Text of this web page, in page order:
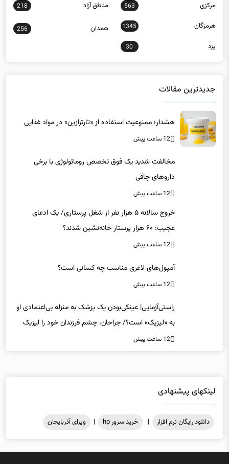
مرکزی 563 مناطق آزاد 218
هرمزگان 1345 همدان 256
یزد 30
جدیدترین مقالات
هشدار؛ ممنوعیت استفاده از «تارترازین» در مواد غذایی
12 ساعت پیش
مخالفت شدید یک فوق تخصص روماتولوژی با برخی
داروهای چاقی
12 ساعت پیش
خروج سالانه ۵ هزار نفر از شغل پرستاری/ یک ادعای
عجیب: ۶۰ هزار پرستار خانه‌نشین شدند؟
12 ساعت پیش
آمپول‌های لاغری مناسب چه کسانی است؟
12 ساعت پیش
راستی‌آزمایی| عینکی‌بودن یک پزشک به منزله بی‌اعتمادی او
به «لیزیک» است؟/ جراحان، چشم فرزندان خود را لیزیک
می‌کنند؟
12 ساعت پیش
لینکهای پیشنهادی
دانلود رایگان نرم افزار | خرید سرور hp | ویزای آذربایجان